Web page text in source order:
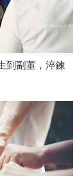
到副董，淬鍊